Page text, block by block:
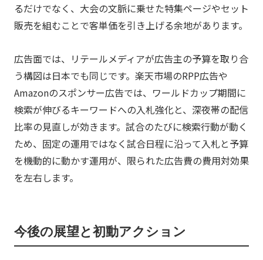
るだけでなく、大会の文脈に乗せた特集ページやセット
販売を組むことで客単価を引き上げる余地があります。
広告面では、リテールメディアが広告主の予算を取り合
う構図は日本でも同じです。楽天市場のRPP広告や
Amazonのスポンサー広告では、ワールドカップ期間に
検索が伸びるキーワードへの入札強化と、深夜帯の配信
比率の見直しが効きます。試合のたびに検索行動が動く
ため、固定の運用ではなく試合日程に沿って入札と予算
を機動的に動かす運用が、限られた広告費の費用対効果
を左右します。
今後の展望と初動アクション